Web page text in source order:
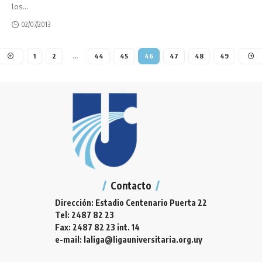
los…
02/07/2013
1 2 … 44 45 46 47 48 49
Contacto
Dirección: Estadio Centenario Puerta 22
Tel: 2487 82 23
Fax: 2487 82 23 int. 14
e-mail: laliga@ligauniversitaria.org.uy